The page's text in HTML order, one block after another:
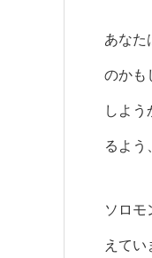
あなた
のかも
しよ
るよう
ソロモ
えてい